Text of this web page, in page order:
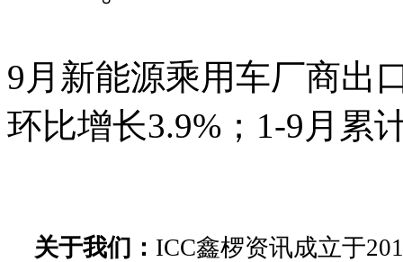
9月新能源乘用车厂商出
环比增长3.9%；1-9月累
关于我们： ICC鑫椤资讯成立于